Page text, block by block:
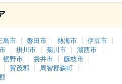
島市 磐田市 熱海市
伊豆市
掛川市 菊川市
湖西市
裾野市 袋井市
藤枝市
賀茂郡
周智郡森町